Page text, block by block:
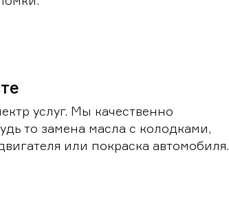
услуг. Мы качественно
то замена масла с колодками,
или покраска автомобиля.